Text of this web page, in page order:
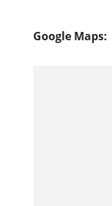
Google Maps: